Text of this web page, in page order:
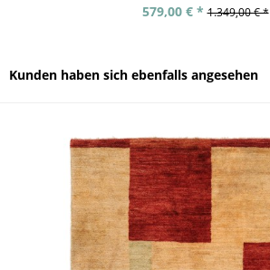
579,00 € * 1.349,00 € *
Kunden haben sich ebenfalls angesehen